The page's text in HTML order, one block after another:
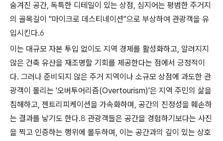
숨겨진 공간, 독특한 디테일이 있는 상점, 심지어는 평범한 주거지
의 골목길이 "마이크로 데스티네이션"으로 부상하여 관광객을 유
입시킨다.6
이는 대규모 자본 투입 없이도 지역 경제를 활성화하고, 알려지지
않은 건축 유산을 재조명할 기회를 제공한다는 점에서 긍정적이
다. 그러나 준비되지 않은 주거 지역이나 소규모 상점에 과도한 관
광객이 몰리는 '오버투어리즘(Overtourism)'은 지역 주민의 삶을
침해하고, 젠트리피케이션을 가속화하며, 공간의 진정성을 훼손하
는 결과를 낳기도 한다.8 관광객들은 공간을 경험하기보다는 사진
을 찍고 인증하는 행위에 몰두하며, 이는 공간과의 깊이 있는 상호